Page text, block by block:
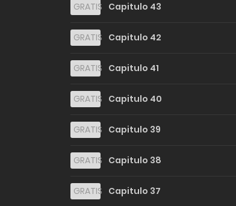
GRATIS Capitulo 43
GRATIS Capitulo 42
GRATIS Capitulo 41
GRATIS Capitulo 40
GRATIS Capitulo 39
GRATIS Capitulo 38
GRATIS Capitulo 37